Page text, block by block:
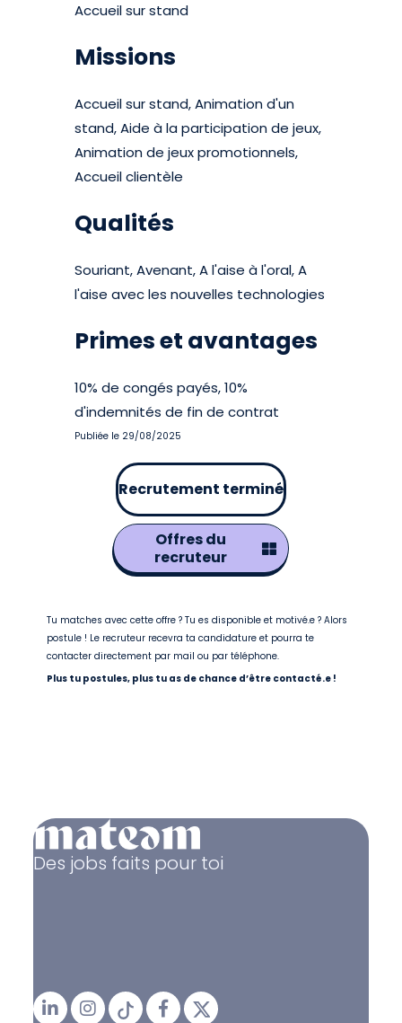
Accueil sur stand
Missions
Accueil sur stand, Animation d'un
stand, Aide à la participation de jeux,
Animation de jeux promotionnels,
Accueil clientèle
Qualités
Souriant, Avenant, A l'aise à l'oral, A
l'aise avec les nouvelles technologies
Primes et avantages
10% de congés payés, 10%
d'indemnités de fin de contrat
Publiée le 29/08/2025
Recrutement terminé
Offres du
recruteur
Tu matches avec cette offre ? Tu es disponible et motivé.e ? Alors
postule ! Le recruteur recevra ta candidature et pourra te
contacter directement par mail ou par téléphone.
Plus tu postules, plus tu as de chance d’être contacté.e !
Des jobs faits pour toi